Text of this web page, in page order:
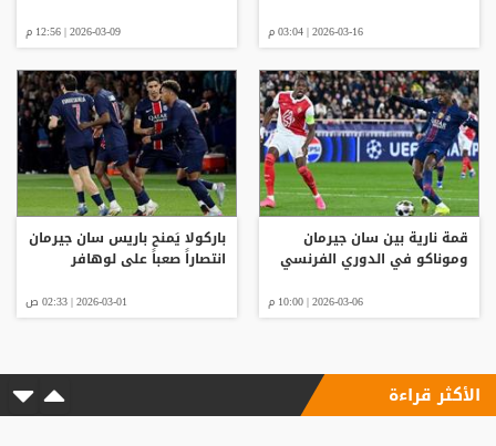
2026-03-16 | 03:04 م 2026-03-09 | 12:56 م
قمة نارية بين سان جيرمان
وموناكو في الدوري الفرنسي
2026-03-06 | 10:00 م
باركولا يَمنح باريس سان جيرمان
انتصاراً صعباً على لوهافر
2026-03-01 | 02:33 ص
الأكثر قراءة